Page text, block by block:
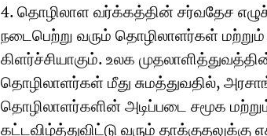
4. தொழிலாள வர்க்கத்தின் சர்வதேச
நடைபெற்று வரும் தொழிலாளர்கள்
கிளர்ச்சியாகும். உலக
தொழிலாளர்கள் மீது சுமத்துவதில்,
தொழிலாளர்களின் அடிப்படை சமூக
கட்டவிழ்த்துவிட்டு வரும் தாக்குதலுக்கு